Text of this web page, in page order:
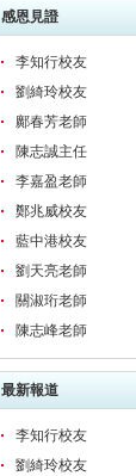
感恩見證
李知行校友
劉綺玲校友
鄺春芳老師
陳志誠主任
李嘉盈老師
鄭兆威校友
藍中港校友
劉天亮老師
關淑珩老師
陳志峰老師
最新報道
李知行校友
劉綺玲校友